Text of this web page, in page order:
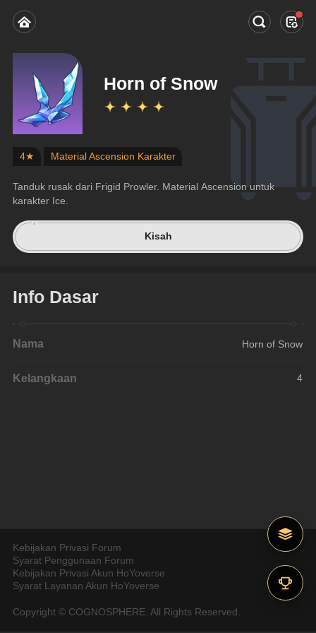
Horn of Snow
4★ Material Ascension Karakter
Tanduk rusak dari Frigid Prowler. Material Ascension untuk
karakter Ice.
Kisah
Info Dasar
Nama Horn of Snow
Kelangkaan 4
Kebijakan Privasi Forum
Syarat Penggunaan Forum
Kebijakan Privasi Akun HoYoverse
Syarat Layanan Akun HoYoverse
Copyright © COGNOSPHERE. All Rights Reserved.